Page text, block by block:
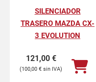
SILENCIADOR
TRASERO MAZDA CX-
3 EVOLUTION
121,00 €
100,00 €